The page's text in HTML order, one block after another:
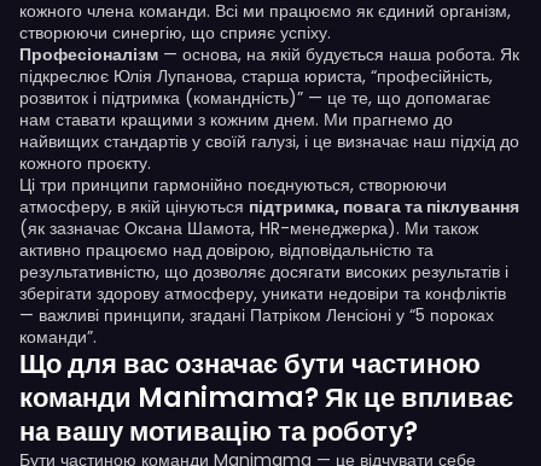
кожного члена команди. Всі ми працюємо як єдиний організм,
створюючи синергію, що сприяє успіху.
Професіоналізм — основа, на якій будується наша робота. Як
підкреслює Юлія Лупанова, старша юриста, “професійність,
розвиток і підтримка (командність)” — це те, що допомагає
нам ставати кращими з кожним днем. Ми прагнемо до
найвищих стандартів у своїй галузі, і це визначає наш підхід до
кожного проєкту.
Ці три принципи гармонійно поєднуються, створюючи
атмосферу, в якій цінуються підтримка, повага та піклування
(як зазначає Оксана Шамота, HR-менеджерка). Ми також
активно працюємо над довірою, відповідальністю та
результативністю, що дозволяє досягати високих результатів і
зберігати здорову атмосферу, уникати недовіри та конфліктів
— важливі принципи, згадані Патріком Ленсіоні у “5 пороках
команди”.
Що для вас означає бути частиною
команди Manimama? Як це впливає
на вашу мотивацію та роботу?
Бути частиною команди Manimama — це відчувати себе